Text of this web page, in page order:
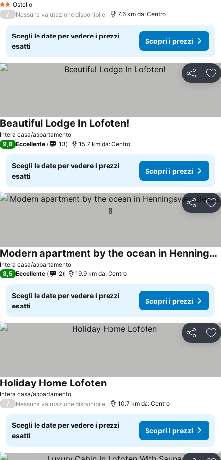
2 StelleOstello
Scopri i prezzi
/ Nessuna valutazione disponibile 7.6 km da: Centro
Scegli le date per vedere i prezzi
esatti
Scopri i prezzi
Condividi
Intera casa/appartamento
Beautiful Lodge In Lofoten!
9,8 Eccellente 13 15.7 km da: Centro
Scegli le date per vedere i prezzi
esatti
Scopri i prezzi
Condividi
Intera casa/appartamento
Modern apartment by the ocean in Henningsvær, sleeps 8
Scopri i prezzi
8,5 Eccellente 2 19.9 km da: Centro
Scegli le date per vedere i prezzi
esatti
Scopri i prezzi
Condividi
Intera casa/appartamento
Holiday Home LofotenScopri i prezzi
/ Nessuna valutazione disponibile 10.7 km da: Centro
Scegli le date per vedere i prezzi
esatti
Scopri i prezzi